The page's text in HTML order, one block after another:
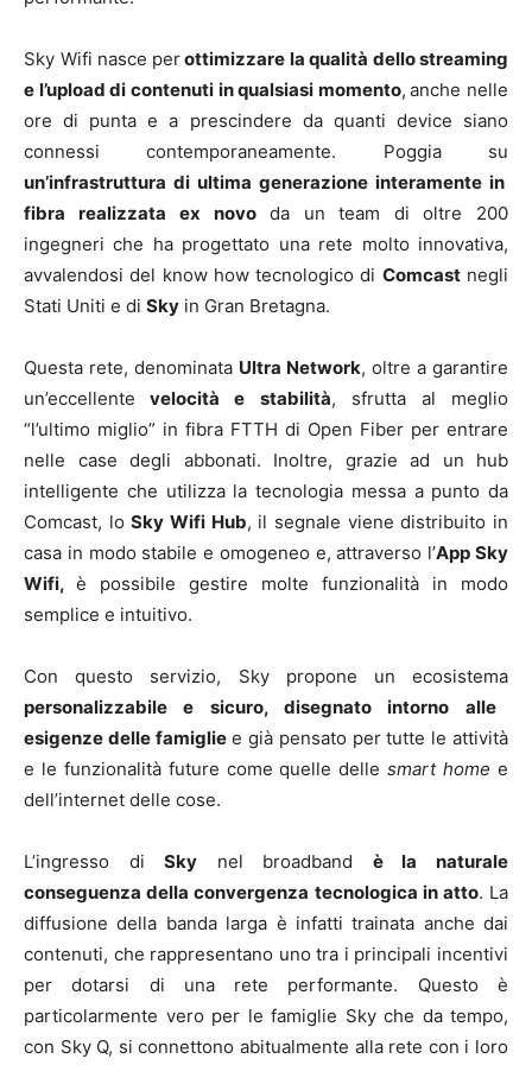
Sky Wifi nasce perottimizzare la qualità dello streaming
e l’upload di contenuti in qualsiasi momento, anche nelle
ore di punta e a prescindere da quanti device siano
connessi contemporaneamente. Poggia su
un’infrastruttura di ultima generazione interamente in
fibra realizzata
ex novoda un team di oltre 200
ingegneri che ha progettato una rete molto innovativa,
avvalendosi del know how tecnologico di Comcastnegli
Stati Uniti e di Sky in Gran Bretagna.
Questa rete, denominata Ultra Network, oltre a garantire
un’eccellente velocità e stabilità, sfrutta al meglio
“l’ultimo miglio” in fibra FTTH di Open Fiber per entrare
nelle case degli abbonati. Inoltre, grazie ad un hub
intelligente che utilizza la tecnologia messa a punto da
Comcast, loSky Wifi Hub, il segnale viene distribuito in
casa in modo stabile e omogeneo e, attraverso l’App Sky
Wifi, è possibile gestire molte funzionalità in modo
semplice e intuitivo.
Con questo servizio, Sky propone un ecosistema
personalizzabile e sicuro, disegnato intorno alle
esigenze delle famigliee già pensato per tutte le attività
e le funzionalità future come quelle dellesmart home e
dell’internet delle cose.
L’ingresso diSky nel broadband è la naturale
conseguenza della convergenza tecnologica in atto. La
diffusione della banda larga è infatti trainata anche dai
contenuti, che rappresentano uno tra i principali incentivi
per dotarsi di una rete performante. Questo è
particolarmente vero per le famiglie Sky che da tempo,
con Sky Q, si connettono abitualmente alla rete con i loro